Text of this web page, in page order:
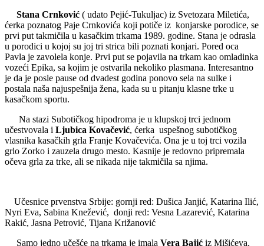
Stana Crnković ( udato Pejić-Tukuljac) iz Svetozara Miletića,
ćerka poznatog Paje Crnkovića koji potiče iz konjarske porodice, se
prvi put takmičila u kasačkim trkama 1989. godine. Stana je odrasla
u porodici u kojoj su joj tri strica bili poznati konjari. Pored oca
Pavla je zavolela konje. Prvi put se pojavila na trkam kao omladinka
vozeći Epika, sa kojim je ostvarila nekoliko plasmana. Interesantno
je da je posle pause od dvadest godina ponovo sela na sulke i
postala naša najuspešnija žena, kada su u pitanju klasne trke u
kasačkom sportu.
Na stazi Subotičkog hipodroma je u klupskoj trci jednom
učestvovala i Ljubica Kovačević, ćerka uspešnog subotičkog
vlasnika kasačkih grla Franje Kovačevića. Ona je u toj trci vozila
grlo Zorko i zauzela drugo mesto. Kasnije je redovno pripremala
očeva grla za trke, ali se nikada nije takmičila sa njima.
Učesnice prvenstva Srbije: gornji red: Dušica Janjić, Katarina Ilić,
Nyri Eva, Sabina Knežević, donji red: Vesna Lazarević, Katarina
Rakić, Jasna Petrović, Tijana Križanović
Samo jedno učešće na trkama je imala Vera Bajić iz Mišićeva.